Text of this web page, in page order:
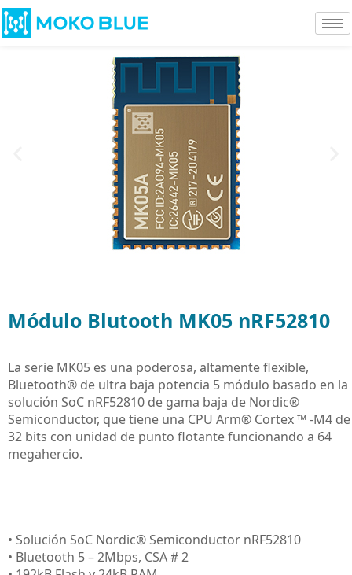
Módulo Blutooth MK05 nRF52810
La serie MK05 es una poderosa, altamente flexible,
Bluetooth® de ultra baja potencia 5 módulo basado en la
solución SoC nRF52810 de gama baja de Nordic®
Semiconductor, que tiene una CPU Arm® Cortex ™ -M4 de
32 bits con unidad de punto flotante funcionando a 64
megahercio.
• Solución SoC Nordic® Semiconductor nRF52810
• Bluetooth 5 – 2Mbps, CSA # 2